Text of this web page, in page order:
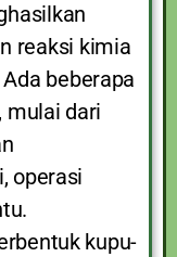
reaksi kimia
beberapa
mulai dari
operasi
kupu-